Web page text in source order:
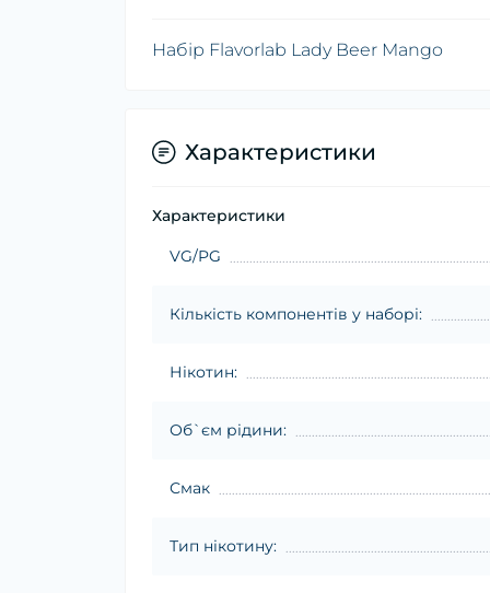
Набір Flavorlab Lady Beer Mango
Характеристики
Характеристики
VG/PG
Кількість компонентів у наборі:
Нікотин:
Об`єм рідини:
Смак
Тип нікотину: